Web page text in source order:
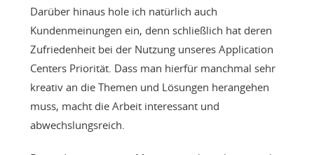
Darüber hinaus hole ich natürlich auch
Kundenmeinungen ein, denn schließlich hat deren
Zufriedenheit bei der Nutzung unseres Application
Centers Priorität. Dass man hierfür manchmal sehr
kreativ an die Themen und Lösungen herangehen
muss, macht die Arbeit interessant und
abwechslungsreich.